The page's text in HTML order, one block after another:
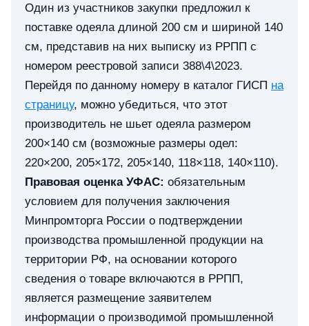
Один из участников закупки предложил к
поставке одеяла длиной 200 см и шириной 140
см, представив на них выписку из РРПП с
номером реестровой записи 388\4\2023.
Перейдя по данному номеру в каталог ГИСП на
страницу, можно убедиться, что этот
производитель не шьет одеяла размером
200×140 см (возможные размеры одел:
220×200, 205×172, 205×140, 118×118, 140×110).
Правовая оценка УФАС: обязательным
условием для получения заключения
Минпромторга России о подтверждении
производства промышленной продукции на
территории РФ, на основании которого
сведения о товаре включаются в РРПП,
является размещение заявителем
информации о производимой промышленной